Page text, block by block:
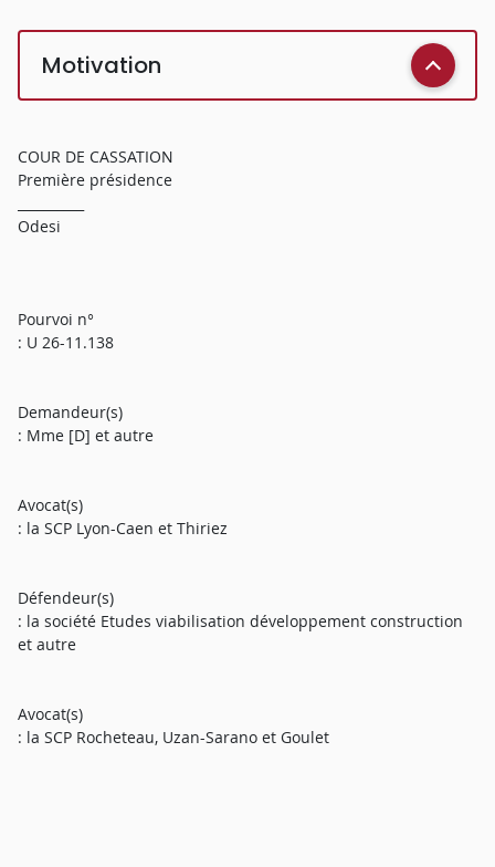
Motivation
COUR DE CASSATION
Première présidence
Odesi
Pourvoi n°
: U 26-11.138
Demandeur(s)
: Mme [D] et autre
Avocat(s)
: la SCP Lyon-Caen et Thiriez
Défendeur(s)
: la société Etudes viabilisation développement construction
et autre
Avocat(s)
: la SCP Rocheteau, Uzan-Sarano et Goulet